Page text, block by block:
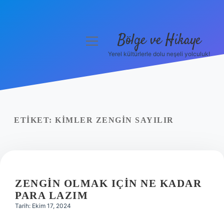
Yasal Uyarı
menüyü
Bölge ve Hikaye
Yerel kültürlerle dolu neşeli yolculuk!
ETIKET: KIMLER ZENGIN SAYILIR
ZENGIN OLMAK IÇIN NE KADAR
PARA LAZIM
Tarih: Ekim 17, 2024